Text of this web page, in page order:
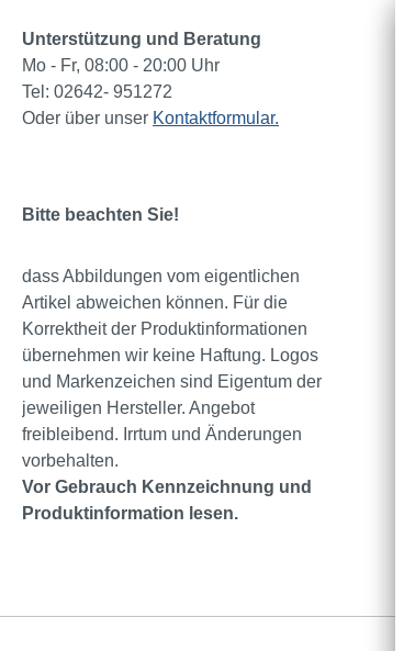
Unterstützung und Beratung
Mo - Fr, 08:00 - 20:00 Uhr
Tel: 02642- 951272
Oder über unser Kontaktformular.
Bitte beachten Sie!
dass Abbildungen vom eigentlichen
Artikel abweichen können. Für die
Korrektheit der Produktinformationen
übernehmen wir keine Haftung. Logos
und Markenzeichen sind Eigentum der
jeweiligen Hersteller. Angebot
freibleibend. Irrtum und Änderungen
vorbehalten.
Vor Gebrauch Kennzeichnung und
Produktinformation lesen.